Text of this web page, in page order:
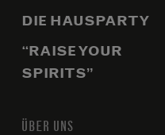
DIE HAUSPARTY
“RAISE YOUR
SPIRITS”
ÜBER UNS